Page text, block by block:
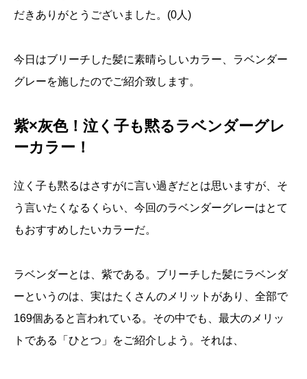
だきありがとうございました。(0人)
今日はブリーチした髪に素晴らしいカラー、ラベンダー
グレーを施したのでご紹介致します。
紫×灰色！泣く子も黙るラベンダーグレ
ーカラー！
泣く子も黙るはさすがに言い過ぎだとは思いますが、そ
う言いたくなるくらい、今回のラベンダーグレーはとて
もおすすめしたいカラーだ。
ラベンダーとは、紫である。ブリーチした髪にラベンダ
ーというのは、実はたくさんのメリットがあり、全部で
169個あると言われている。その中でも、最大のメリッ
トである「ひとつ」をご紹介しよう。それは、